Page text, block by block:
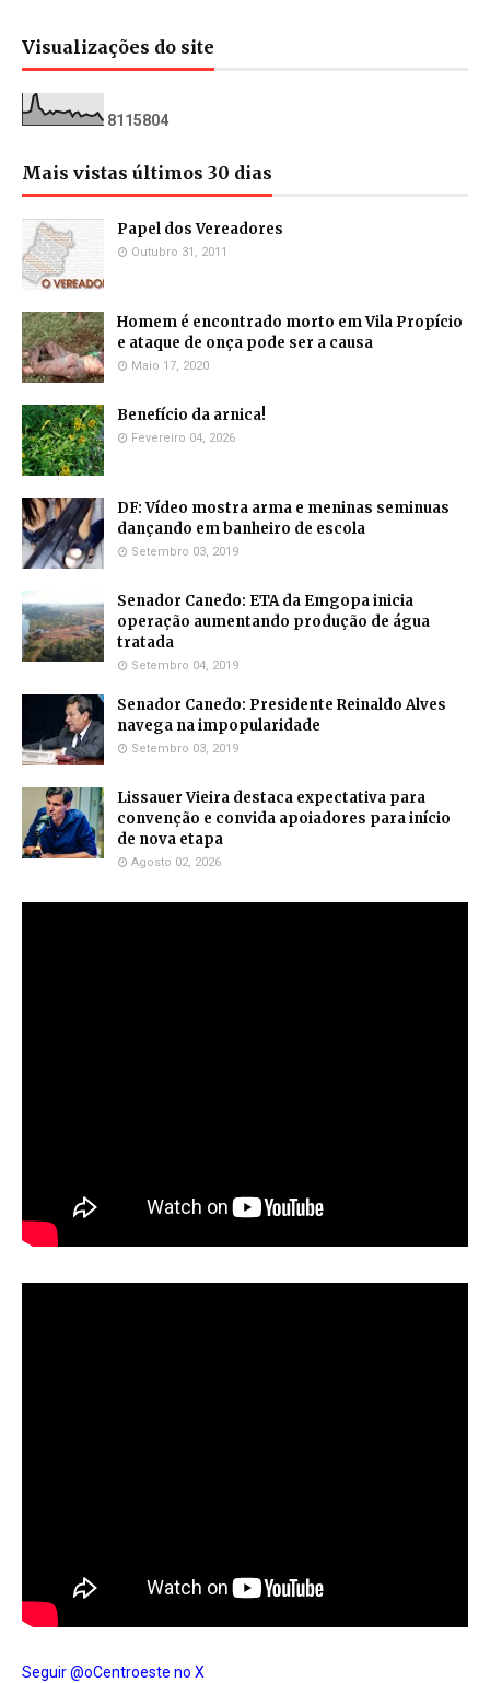
Visualizações do site
81 15804
Mais vistas últimos 30 dias
Papel dos Vereadores
Outubro 31, 2011
Homem é encontrado morto em Vila Propício
e ataque de onça pode ser a causa
Maio 17, 2020
Benefício da arnica!
Fevereiro 04, 2026
DF: Vídeo mostra arma e meninas seminuas
dançando em banheiro de escola
Setembro 03, 2019
Senador Canedo: ETA da Emgopa inicia
operação aumentando produção de água
tratada
Setembro 04, 2019
Senador Canedo: Presidente Reinaldo Alves
navega na impopularidade
Setembro 03, 2019
Lissauer Vieira destaca expectativa para
convenção e convida apoiadores para início
de nova etapa
Agosto 02, 2026
Seguir @oCentroeste no X